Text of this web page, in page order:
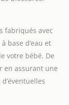
fabriqués avec
base d’eau et
votre bébé. De
en assurant une